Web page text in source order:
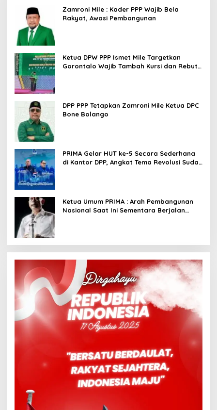
Zamroni Mile : Kader PPP Wajib Bela
Rakyat, Awasi Pembangunan
Ketua DPW PPP Ismet Mile Targetkan
Gorontalo Wajib Tambah Kursi dan Rebut
DPP PPP Tetapkan Zamroni Mile Ketua DPC
Bone Bolango
PRIMA Gelar HUT ke-5 Secara Sederhana
di Kantor DPP, Angkat Tema Revolusi Sudah
Ketua Umum PRIMA : Arah Pembangunan
Nasional Saat Ini Sementara Berjalan